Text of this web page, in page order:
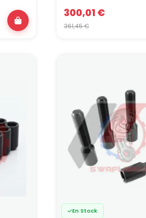
ainsi que les élargisseurs de voie. Cet
léger, précis et durable !
300,01 €
361,45 €
En Stock